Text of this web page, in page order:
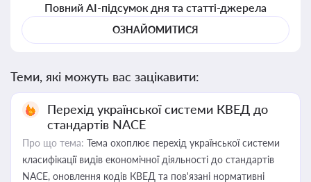
Повний AI-підсумок дня та статті-джерела
ОЗНАЙОМИТИСЯ
Теми, які можуть вас зацікавити:
Перехід української системи КВЕД до
стандартів NACE
Про що тема: Тема охоплює перехід української системи
класифікації видів економічної діяльності до стандартів
NACE, оновлення кодів КВЕД та пов'язані нормативні